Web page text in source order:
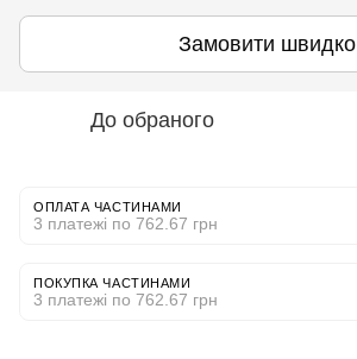
Замовити швидко
До обраного
ОПЛАТА ЧАСТИНАМИ
3 платежі по 762.67 грн
ПОКУПКА ЧАСТИНАМИ
3 платежі по 762.67 грн